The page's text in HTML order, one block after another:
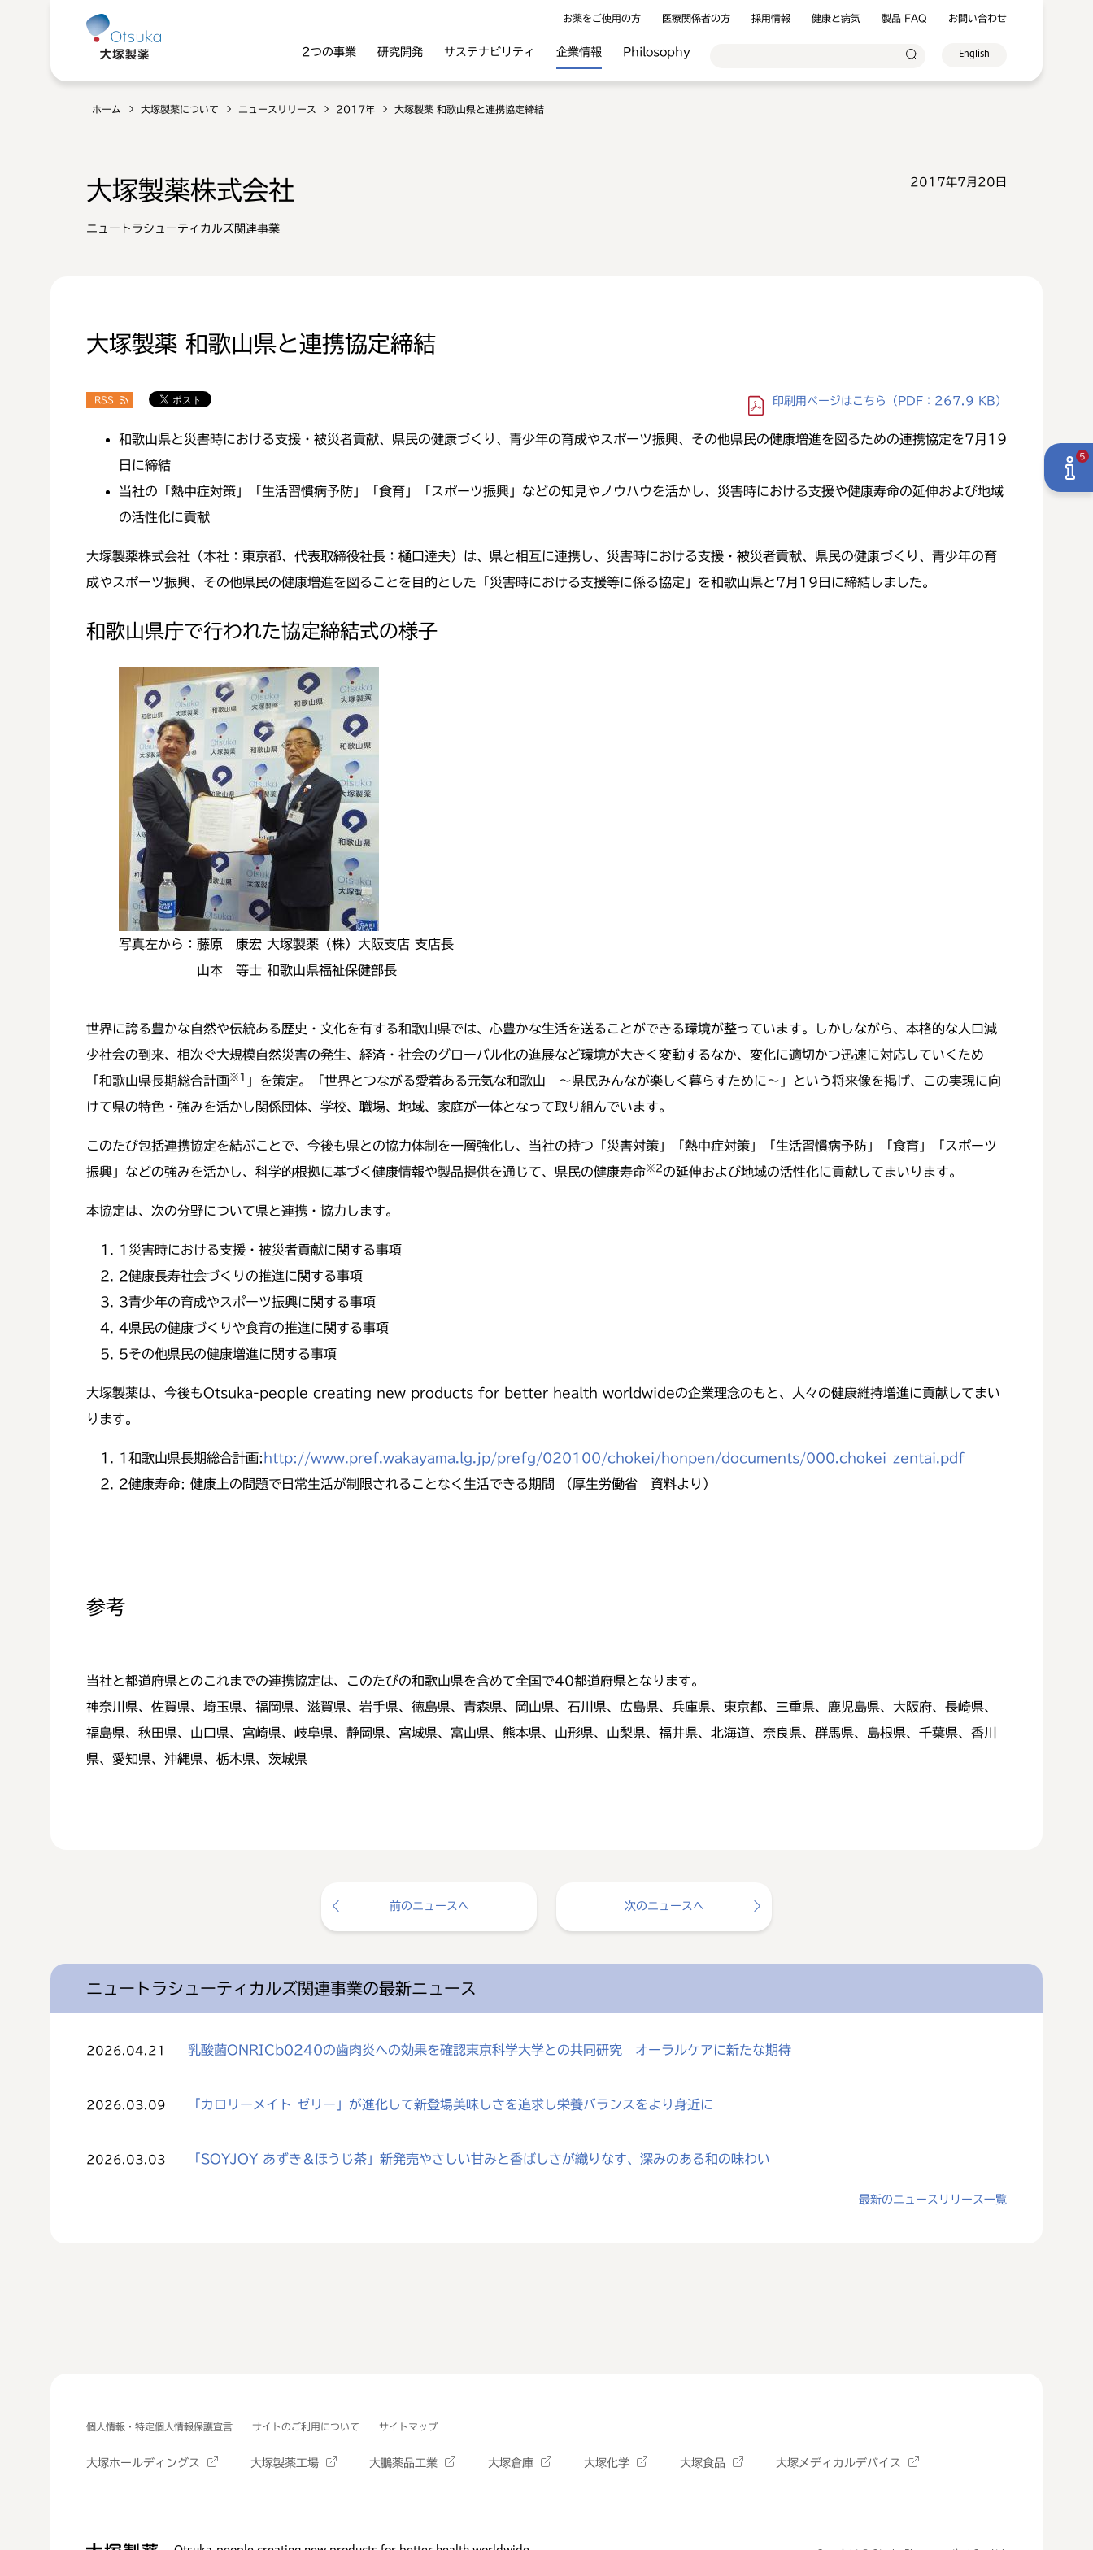
お薬をご使用の方 医療関係者の方 採用情報 健康と病気 製品 FAQ お問い合わせ
2つの事業 研究開発 サステナビリティ 企業情報 Philosophy English
ホーム 大塚製薬について ニュースリリース 2017年 大塚製薬 和歌山県と連携協定締結
大塚製薬株式会社
ニュートラシューティカルズ関連事業
2017年7月20日
大塚製薬 和歌山県と連携協定締結
RSS 印刷用ページはこちら （PDF：267.9 KB）
和歌山県と災害時における支援・被災者貢献、県民の健康づくり、青少年の育成やスポーツ振興、その他県民の健康増進を図るための連携協定を7月19
日に締結
当社の「熱中症対策」「生活習慣病予防」「食育」「スポーツ振興」などの知見やノウハウを活かし、災害時における支援や健康寿命の延伸および地域
の活性化に貢献
大塚製薬株式会社（本社：東京都、代表取締役社長：樋口達夫）は、県と相互に連携し、災害時における支援・被災者貢献、県民の健康づくり、青少年の育
成やスポーツ振興、その他県民の健康増進を図ることを目的とした「災害時における支援等に係る協定」を和歌山県と7月19日に締結しました。
和歌山県庁で行われた協定締結式の様子
写真左から：藤原 康宏 大塚製薬（株）大阪支店 支店長
山本 等士 和歌山県福祉保健部長
世界に誇る豊かな自然や伝統ある歴史・文化を有する和歌山県では、心豊かな生活を送ることができる環境が整っています。しかしながら、本格的な人口減
少社会の到来、相次ぐ大規模自然災害の発生、経済・社会のグローバル化の進展など環境が大きく変動するなか、変化に適切かつ迅速に対応していくため
「和歌山県長期総合計画※1 」を策定。「世界とつながる愛着ある元気な和歌山 ～県民みんなが楽しく暮らすために～」という将来像を掲げ、この実現に向
けて県の特色・強みを活かし関係団体、学校、職場、地域、家庭が一体となって取り組んでいます。
このたび包括連携協定を結ぶことで、今後も県との協力体制を一層強化し、当社の持つ「災害対策」「熱中症対策」「生活習慣病予防」「食育」「スポーツ
振興」などの強みを活かし、科学的根拠に基づく健康情報や製品提供を通じて、県民の健康寿命※2の延伸および地域の活性化に貢献してまいります。
本協定は、次の分野について県と連携・協力します。
1 災害時における支援・被災者貢献に関する事項
2健康長寿社会づくりの推進に関する事項
3青少年の育成やスポーツ振興に関する事項
4県民の健康づくりや食育の推進に関する事項
5その他県民の健康増進に関する事項
大塚製薬は、今後もOtsuka-people creating new products for better health worldwideの企業理念のもと、人々の健康維持増進に貢献してまい
ります。
1 和歌山県長期総合計画: http://www.pref.wakayama.lg.jp/prefg/020100/chokei/honpen/documents/000.chokei_zentai.pdf
2健康寿命: 健康上の問題で日常生活が制限されることなく生活できる期間 （厚生労働省 資料より）
参考
当社と都道府県とのこれまでの連携協定は、このたびの和歌山県を含めて全国で40都道府県となります。
神奈川県、佐賀県、埼玉県、福岡県、滋賀県、岩手県、徳島県、青森県、岡山県、石川県、広島県、兵庫県、東京都、三重県、鹿児島県、大阪府、長崎県、
福島県、秋田県、山口県、宮崎県、岐阜県、静岡県、宮城県、富山県、熊本県、山形県、山梨県、福井県、北海道、奈良県、群馬県、島根県、千葉県、香川
県、愛知県、沖縄県、栃木県、茨城県
前のニュースへ 次のニュースへ
ニュートラシューティカルズ関連事業の最新ニュース
2026.04.21 乳酸菌ONRICb0240の歯肉炎への効果を確認東京科学大学との共同研究 オーラルケアに新たな期待
2026.03.09 「カロリーメイト ゼリー」が進化して新登場美味しさを追求し栄養バランスをより身近に
2026.03.03 「SOYJOY あずき＆ほうじ茶」新発売やさしい甘みと香ばしさが織りなす、深みのある和の味わい
最新のニュースリリース一覧
5
個人情報・特定個人情報保護宣言 サイトのご利用について サイトマップ
大塚ホールディングス 大塚製薬工場 大鵬薬品工業 大塚倉庫 大塚化学 大塚食品 大塚メディカルデバイス